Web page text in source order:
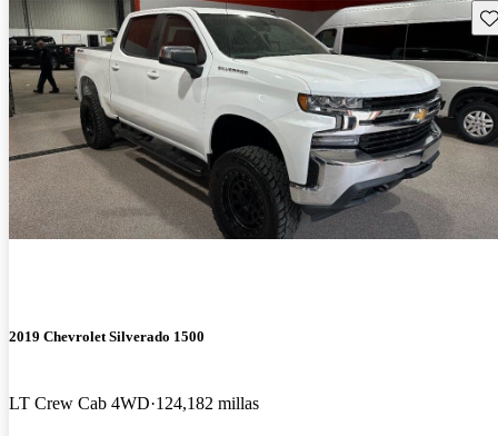
2019 Chevrolet Silverado 1500
LT Crew Cab 4WD 124,182 millas